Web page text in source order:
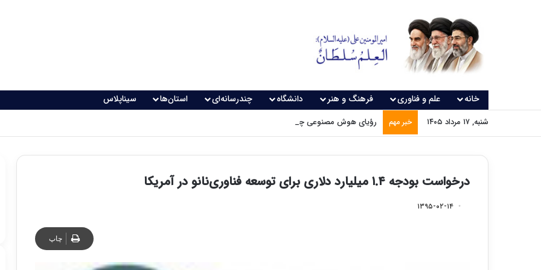
خانه علم و فناوری فرهنگ و هنر دانشگاه چندرسانه‌ای استان‌ها سیناپلاس
شنبه, ۱۷ مرداد ۱۴۰۵ خبر مهم رؤیای هوش مصنوعی چه زمانی واقعی می‌شود؟
درخواست بودجه ۱.۴ میلیارد دلاری برای توسعه فناوری‌نانو در آمریکا
۱۳۹۵-۰۲-۱۴
چاپ